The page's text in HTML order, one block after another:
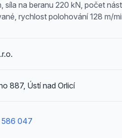
síla na beranu 220 kN, počet
rychlost polohování 128 m/
887, Ústí nad Orlicí
047